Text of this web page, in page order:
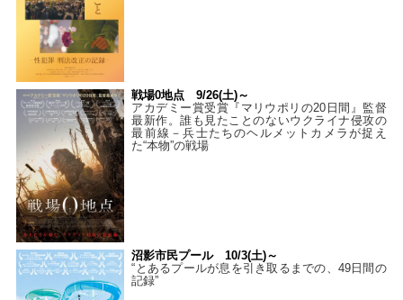
戦場0地点 9/26(土)～
アカデミー賞受賞『マリウポリの20日間』監督
最新作。誰も見たことのないウクライナ侵攻の
最前線－兵士たちのヘルメットカメラが捉え
た“本物”の戦場
沼影市民プール 10/3(土)～
“とあるプールが息を引き取るまでの、49日間の
記録”